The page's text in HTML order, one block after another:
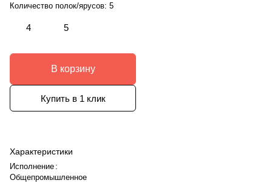
Количество полок/ярусов: 5
4 5
В корзину
Купить в 1 клик
Характеристики
Исполнение :
Общепромышленное